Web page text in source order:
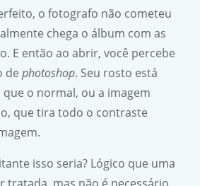
o fotografo não cometeu
chega o álbum com as
E então ao abrir, você percebe
de photoshop. Seu rosto está
o normal, ou a imagem
que tira todo o contraste
isso seria? Lógico que uma